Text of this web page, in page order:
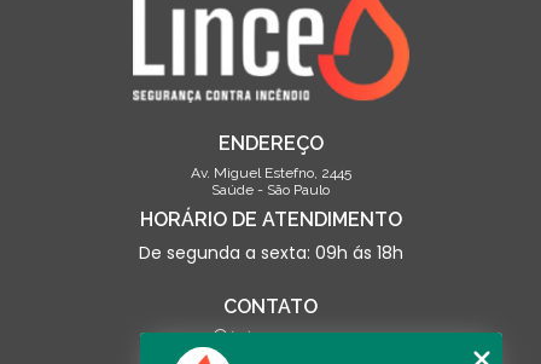
ENDEREÇO
Av. Miguel Estefno, 2445
Saúde - São Paulo
HORÁRIO DE ATENDIMENTO
De segunda a sexta: 09h ás 18h
CONTATO
(13) 3500-0703
contato@linceseguranca.com.br